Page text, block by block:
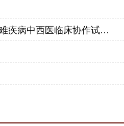
三种恶性肿瘤纳入重大疑难疾病中西医临床协作试点范围